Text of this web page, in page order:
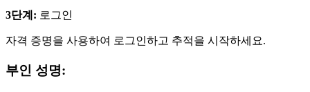
3단계: 로그인
자격 증명을 사용하여 로그인하고 추적을 시작하세요.
부인 성명: